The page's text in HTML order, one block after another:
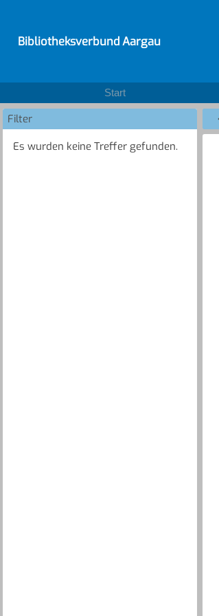
Bibliotheksverbund Aargau
Start
Filter
Es wurden keine Treffer gefunden.